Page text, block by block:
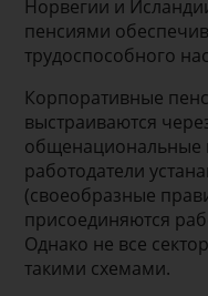
Норвегии и
пенсиями
трудоспособного
Корпоративные
выстраиваются
общенациональные
работодатели
(своеобразные
присоединяются
Однако не все
такими схемами.